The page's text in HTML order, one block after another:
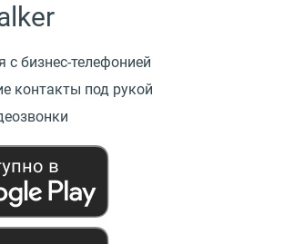
с бизнес-телефонией
контакты под рукой